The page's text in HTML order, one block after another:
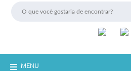
MENU